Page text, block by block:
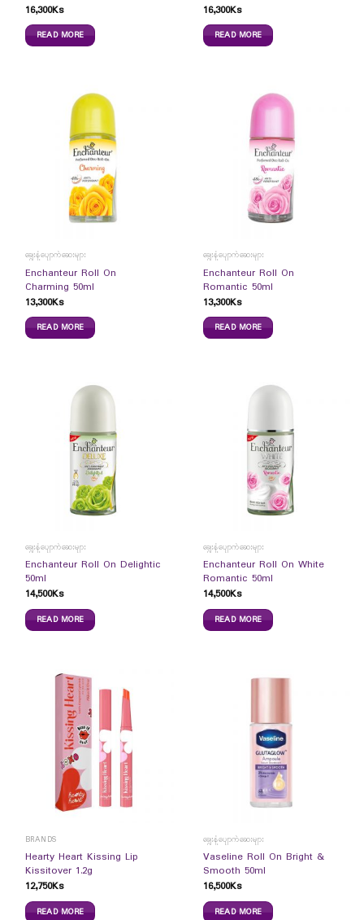
16,300Ks
READ MORE
16,300Ks
READ MORE
ချွေးနံ့ပျောက်ဆေးများ
Enchanteur Roll On
Charming 50ml
13,300Ks
READ MORE
ချွေးနံ့ပျောက်ဆေးများ
Enchanteur Roll On
Romantic 50ml
13,300Ks
READ MORE
ချွေးနံ့ပျောက်ဆေးများ
Enchanteur Roll On Delightic
50ml
14,500Ks
READ MORE
ချွေးနံ့ပျောက်ဆေးများ
Enchanteur Roll On White
Romantic 50ml
14,500Ks
READ MORE
BRANDS
Hearty Heart Kissing Lip
Kissitover 1.2g
12,750Ks
READ MORE
ချွေးနံ့ပျောက်ဆေးများ
Vaseline Roll On Bright &
Smooth 50ml
16,500Ks
READ MORE